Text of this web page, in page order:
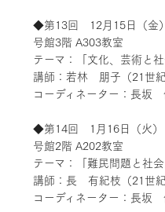
◆第13回 12月15日（金
号館3階 A303教室
テーマ：「文化、芸術と社
講師：若林 朋子（21世紀
コーディネーター：長坂
◆第14回 1月16日（火）
号館2階 A202教室
テーマ：「難民問題と社会
講師：長 有紀枝（21世紀
コーディネーター：長坂